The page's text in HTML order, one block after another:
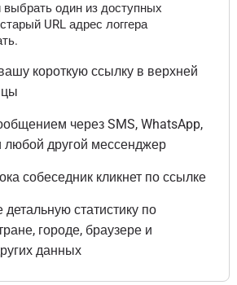
выбрать один из доступных
URL адрес логгера
короткую ссылку в верхней
через SMS, WhatsApp,
любой другой мессенджер
собеседник кликнет по ссылке
статистику по
городе, браузере и
данных